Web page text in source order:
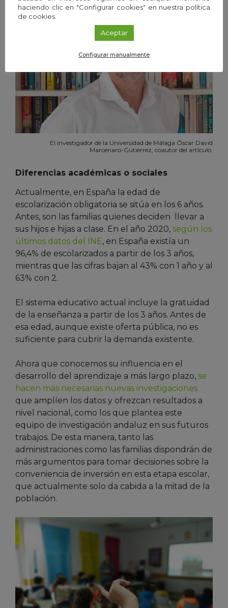
El investigador de la Universidad de Málaga Óscar David
Marcenaro-Gutiérrez, coautor del artículo.
Diferencias académicas o sociales
Actualmente, en España la edad de
escolarización obligatoria se sitúa en los 6 años.
Antes, son las familias quienes deciden llevar a
sus hijos e hijas a clase. En el año 2020, según los
últimos datos del INE, en España existía un
96,4% de escolarizados a partir de los 3 años,
mientras que las cifras bajan al 43% con 1 año y al
63% con 2.
El sistema educativo actual incluye la gratuidad
de la enseñanza a partir de los 3 años. Antes de
esa edad, aunque existe oferta pública, no es
suficiente para cubrir la demanda existente.
Ahora que conocemos su influencia en el
desarrollo del aprendizaje a más largo plazo, se
hacen más necesarias nuevas investigaciones
que amplíen los datos y ofrezcan resultados a
nivel nacional, como los que plantea este
equipo de investigación andaluz en sus futuros
trabajos. De esta manera, tanto las
administraciones como las familias dispondrán de
más argumentos para tomar decisiones sobre la
conveniencia de inversión en esta etapa escolar,
que actualmente solo da cabida a la mitad de la
población.
haciendo clic en "Configurar cookies" en nuestra política
de cookies.
Aceptar
Configurar manualmente